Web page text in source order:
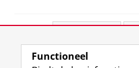
View this page in:English
Functioneel